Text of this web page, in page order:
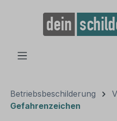
springen
Betriebsbeschilderung
Gefahrenzeichen